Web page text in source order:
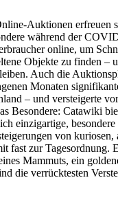
Auktionen erfreuen
während der
online, um
Objekte zu finden –
Auch die
Monaten
– und versteigerte
Besondere: Catawiki
einzigartige,
von kuriosen,
fast zur Tagesordnung.
Mammuts, ein
die verrücktesten